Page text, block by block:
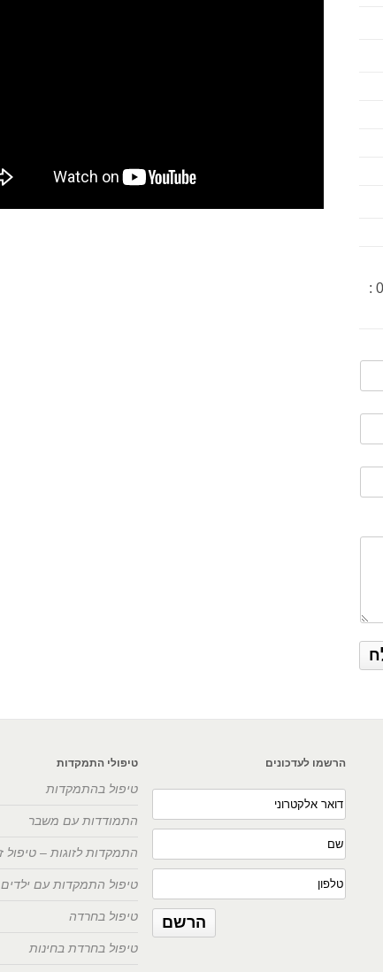
צור קשר בלהה 052-2591245 :
טיפולי התמקדות
טיפול בהתמקדות
התמודדות עם משבר
התמקדות לזוגות – טיפול
טיפול התמקדות עם ילדים
טיפול בחרדה
טיפול בחרדת בחינות
הרשמו לעדכונים